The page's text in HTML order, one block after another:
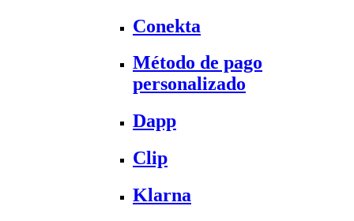
Conekta
Método de pago
personalizado
Dapp
Clip
Klarna